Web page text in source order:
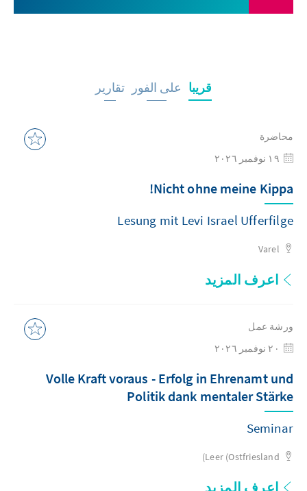
قريبا على الفور تقارير
محاضرة
Nicht ohne meine Kippa!
Lesung mit Levi Israel Ufferfilge
Varel
اعرف المزيد
ورشة عمل
Volle Kraft voraus - Erfolg in Ehrenamt und
Politik dank mentaler Stärke
Seminar
Leer (Ostfriesland)
اعرف المزيد